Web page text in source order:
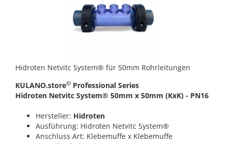
Hidroten Netvitc System® für 50mm Rohrleitungen
KULANO.store© Professional Series
Hidroten Netvitc System® 50mm x 50mm (KxK) - PN16
Hersteller: Hidroten
Ausführung: Hidroten Netvitc System®
Anschluss Art: Klebemuffe x Klebemuffe